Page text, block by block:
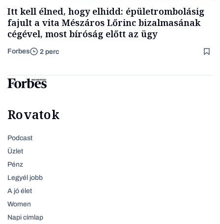
Itt kell élned, hogy elhidd: épületrombolásig
fajult a vita Mészáros Lőrinc bizalmasának
cégével, most bíróság előtt az ügy
Forbes 2 perc
Rovatok
Podcast
Üzlet
Pénz
Legyél jobb
A jó élet
Women
Napi címlap